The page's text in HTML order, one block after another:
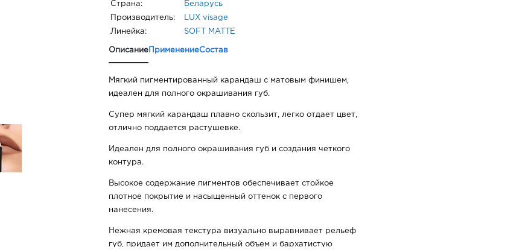
Страна: Беларусь
Производитель: LUX visage
Линейка: SOFT MATTE
Описание ПрименениеСостав
Мягкий пигментированный карандаш с матовым финишем,
идеален для полного окрашивания губ.
Супер мягкий карандаш плавно скользит, легко отдает цвет,
отлично поддается растушевке.
Идеален для полного окрашивания губ и создания четкого
контура.
Высокое содержание пигментов обеспечивает стойкое
плотное покрытие и насыщенный оттенок с первого
нанесения.
Нежная кремовая текстура визуально выравнивает рельеф
губ, придает им дополнительный объем и бархатистую